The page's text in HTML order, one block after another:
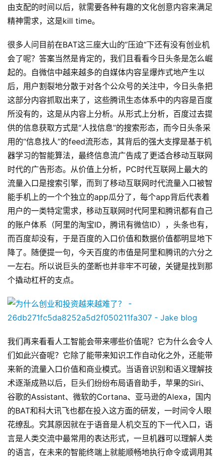
原
创
专
栏
行
业
动
态
碎
碎
念
推
荐
&
工
关
&
留
言
登录 注册
由支配的时间以后，就需要各种有趣的文化创意内容来满足
精神需求，这是kill time。
很多人问目前在BAT这三座大山的”压迫“下还有没有创业机
会了呢？答案当然是肯定的，我们且看看今日头条是怎么崛
起的。自微信中越来越多的自媒体内容呈爆炸式地产生以
后，用户割裂地分散于对各个公众号的关注中，今日头条把
这部分内容抓取出来了，这些腾讯生态体系中的内容是百度
所没有的，这是从内容上分析。从形式上分析，百度过去提
供的信息获取方式是“人找信息”的搜索形态，而今日头条采
用的“信息找人”的feed流形态，其背后的强大支撑是基于机
器学习的智能算法，最终信息流广告成了更适合移动互联网
时代的广告形态。从价值上分析，PC时代互联网上最大的
流量入口是搜索引擎，而到了移动互联网时代流量入口被智
能手机上的一个个独立的app瓜分了，每个app背后代表着
用户的一类特定需求，移动互联网时代阿里和腾讯都有自己
的账户体系（阿里的淘宝ID，腾讯有微信ID），头条也有，
而百度却没有，于是百度的入口价值和数据价值都明显地下
降了。随便提一句，今天百度的市值是阿里和腾讯的六分之
一左右。所以说巨头的垄断也并非牢不可破，关键是找到那
个撬动杠杆的支点。
我们再来看看人工智能会带来哪些价值呢？它为什么会令人
们如此兴奋呢？它除了能带来知识工作自动化之外，还能带
来新的流量入口价值和商业模式。当语音识别和语义理解技
术逐渐成熟以后，巨头们纷纷布局语音助手，苹果的Siri、
谷歌的Assistant、微软的Cortana、亚马逊的Alexa，国内
的BAT和科大讯飞也都在投入这方面的研发，一时间令人眼
花缭乱。究其原因就在于语音是人机交互的下一代入口，语
言是人类交流中最常用的表达形式，一旦机器可以理解人类
的语言，在未来的智能终端上就能顺畅地执行命令或调用其